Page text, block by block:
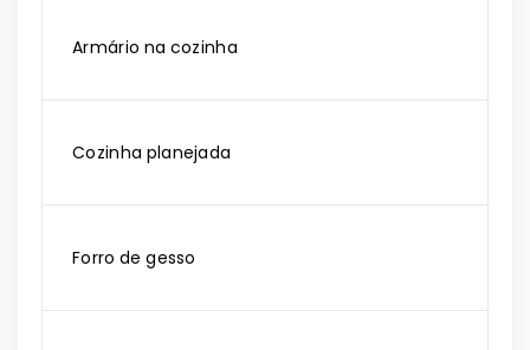
Armário na cozinha
Cozinha planejada
Forro de gesso